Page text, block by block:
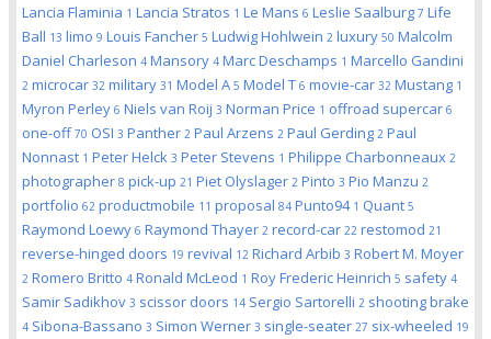
Lancia Flaminia 1 Lancia Stratos 1 Le Mans 6 Leslie Saalburg 7 Life
Ball 13 limo 9 Louis Fancher 5 Ludwig Hohlwein 2 luxury 50 Malcolm
Daniel Charleson 4 Mansory 4 Marc Deschamps 1 Marcello Gandini
2 microcar 32 military 31 Model A 5 Model T 6 movie-car 32 Mustang 1
Myron Perley 6 Niels van Roij 3 Norman Price 1 offroad supercar 6
one-off70 OSI 3 Panther 2 Paul Arzens 2 Paul Gerding 2 Paul
Nonnast 1 Peter Helck 3 Peter Stevens 1 Philippe Charbonneaux 2
photographer 8 pick-up 21 Piet Olyslager 2 Pinto 3 Pio Manzu 2
portfolio 62 productmobile 11 proposal 84 Punto94 1 Quant 5
Raymond Loewy 6 Raymond Thayer 2 record-car 22 restomod 21
reverse-hinged doors 19 revival 12 Richard Arbib 3 Robert M. Moyer
2 Romero Britto 4 Ronald McLeod 1 Roy Frederic Heinrich 5 safety 4
Samir Sadikhov 3 scissor doors 14 Sergio Sartorelli 2 shooting brake
4 Sibona-Bassano 3 Simon Werner 3 single-seater 27 six-wheeled 19